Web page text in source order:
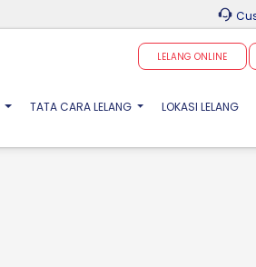
LELANG ONLINE
TATA CARA LELANG LOKASI LELANG